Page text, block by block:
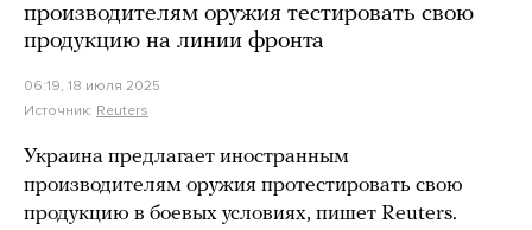
производителям оружия тестировать свою
продукцию на линии фронта
06:19, 18 июля 2025
Источник: Reuters
Украина предлагает иностранным
производителям оружия протестировать свою
продукцию в боевых условиях, пишет Reuters.